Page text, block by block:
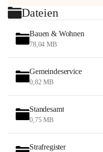
Dateien
Bauen & Wohnen
78,04 MB
Gemeindeservice
0,82 MB
Standesamt
0,75 MB
Strafregister